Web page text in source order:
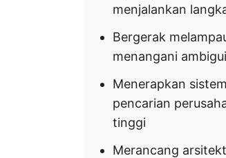
menjalankan
Bergerak
menangani
Menerapkan
pencarian
tinggi
Merancang